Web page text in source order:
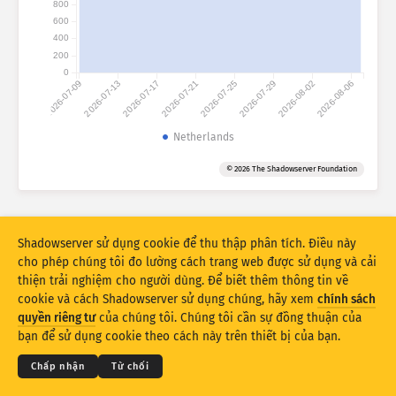
Thống kê tấn công: Thiết bị
Trợ giúp
Quốc gia
Bộ dữ liệu
Thẻ
Stacking Xếp chồng lên nhau Chồng lên
Cập Nhật Cài đặt lại
Tải xuống dạng PNG
2026-07-092026-07-132026-07-172026-07-212026-07-252026-07-292026-08-022026-08-06
0
200
400
600
800
Netherlands
© 2026 The Shadowserver Foundation
© 2026THE SHADOWSERVER FOUNDATION
Quyền riêng tư & Điều khoản
Liên hệ với chúng tôi
Tín dụng
Shadowserver sử dụng cookie để thu thập phân tích. Điều này
cho phép chúng tôi đo lường cách trang web được sử dụng và cải
thiện trải nghiệm cho người dùng. Để biết thêm thông tin về
cookie và cách Shadowserver sử dụng chúng, hãy xem chính sách
quyền riêng tưcủa chúng tôi. Chúng tôi cần sự đồng thuận của
bạn để sử dụng cookie theo cách này trên thiết bị của bạn.
Chấp nhận Từ chối